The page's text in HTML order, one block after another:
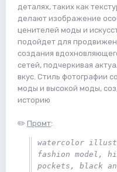
деталях, таких как
делают изображение
ценителей моды и
подойдет для
создания
сетей, подчеркивая
вкус. Стиль фотографии
моды и высокой моды,
историю
✏️ Промт:
watercolor
fashion model,
pockets, black